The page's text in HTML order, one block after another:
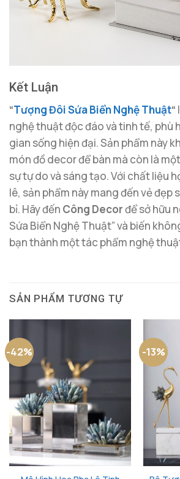
Kết Luận
“Tượng Đôi Sứa Biển Nghệ Thuật“
nghệ thuật độc đáo và tinh tế, phù
gian sống hiện đại. Sản phẩm này
món đồ decor để bàn mà còn là
sự tự do và sáng tạo. Với chất liệu
lê, sản phẩm này mang đến vẻ đẹp
bỉ. Hãy đến Công Decorđể sở hữu
Sứa Biển Nghệ Thuật” và biến
bạn thành một tác phẩm nghệ
SẢN PHẨM TƯƠNG TỰ
-42% -13%